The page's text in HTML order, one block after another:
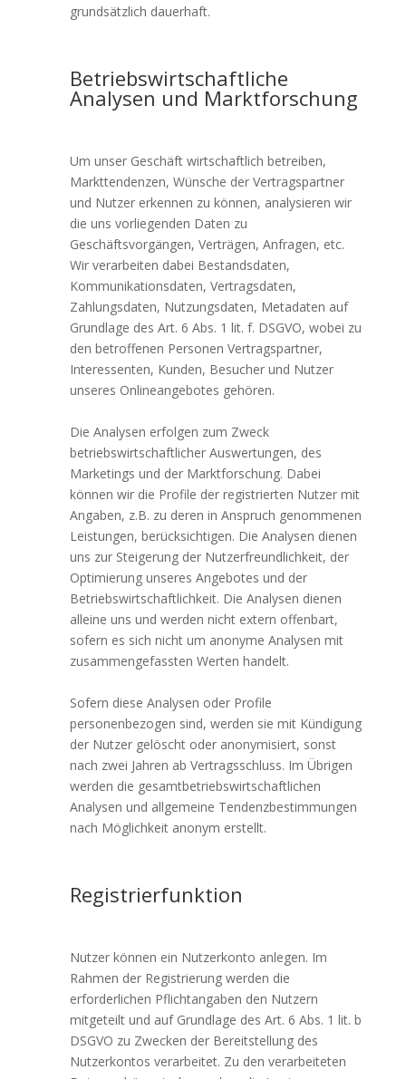
grundsätzlich dauerhaft.
Betriebswirtschaftliche
Analysen und Marktforschung
Um unser Geschäft wirtschaftlich betreiben,
Markttendenzen, Wünsche der Vertragspartner
und Nutzer erkennen zu können, analysieren wir
die uns vorliegenden Daten zu
Geschäftsvorgängen, Verträgen, Anfragen, etc.
Wir verarbeiten dabei Bestandsdaten,
Kommunikationsdaten, Vertragsdaten,
Zahlungsdaten, Nutzungsdaten, Metadaten auf
Grundlage des Art. 6 Abs. 1 lit. f. DSGVO, wobei zu
den betroffenen Personen Vertragspartner,
Interessenten, Kunden, Besucher und Nutzer
unseres Onlineangebotes gehören.
Die Analysen erfolgen zum Zweck
betriebswirtschaftlicher Auswertungen, des
Marketings und der Marktforschung. Dabei
können wir die Profile der registrierten Nutzer mit
Angaben, z.B. zu deren in Anspruch genommenen
Leistungen, berücksichtigen. Die Analysen dienen
uns zur Steigerung der Nutzerfreundlichkeit, der
Optimierung unseres Angebotes und der
Betriebswirtschaftlichkeit. Die Analysen dienen
alleine uns und werden nicht extern offenbart,
sofern es sich nicht um anonyme Analysen mit
zusammengefassten Werten handelt.
Sofern diese Analysen oder Profile
personenbezogen sind, werden sie mit Kündigung
der Nutzer gelöscht oder anonymisiert, sonst
nach zwei Jahren ab Vertragsschluss. Im Übrigen
werden die gesamtbetriebswirtschaftlichen
Analysen und allgemeine Tendenzbestimmungen
nach Möglichkeit anonym erstellt.
Registrierfunktion
Nutzer können ein Nutzerkonto anlegen. Im
Rahmen der Registrierung werden die
erforderlichen Pflichtangaben den Nutzern
mitgeteilt und auf Grundlage des Art. 6 Abs. 1 lit. b
DSGVO zu Zwecken der Bereitstellung des
Nutzerkontos verarbeitet. Zu den verarbeiteten